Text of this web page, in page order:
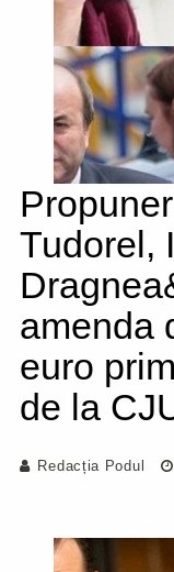
Tudorel,
amenda
euro
de la
Redacția Podul